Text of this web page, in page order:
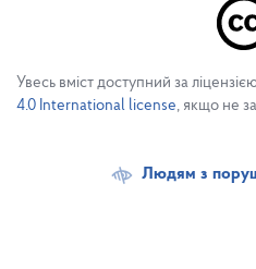
Увесь вміст доступний за
4.0 International license, якщо не
Людям з